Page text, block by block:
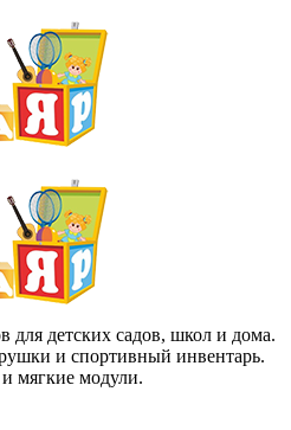
для детских садов, школ и дома.
и спортивный инвентарь.
мягкие модули.